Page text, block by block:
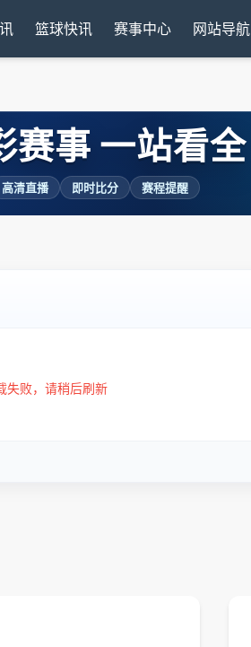
篮球快讯 赛事中心 网站导航
赛事 一站看全
高清直播 即时比分 赛程提醒